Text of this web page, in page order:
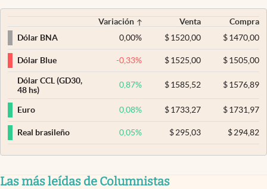
Variación Venta
Compra
Dólar BNA
0,00% $ 1520,00 $1470,00
Dólar Blue -0,33% $ 1525,00 $1505,00
Dólar CCL (GD30,
48 hs)
0,87% $ 1585,52 $1576,89
Euro 0,08% $ 1733,27 $1731,97
Real brasileño 0,05% $ 295,03 $294,82
Las más leídas de Columnistas